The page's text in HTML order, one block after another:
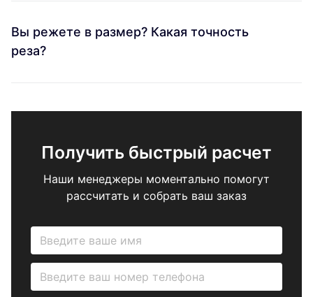
Вы режете в размер? Какая точность
реза?
Получить быстрый расчет
Наши менеджеры моментально помогут
рассчитать и собрать ваш заказ